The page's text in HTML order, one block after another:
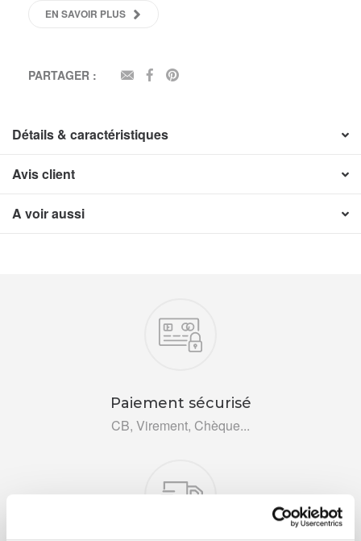
EN SAVOIR PLUS
PARTAGER : EMAILFACEBOOK
Détails & caractéristiques
Avis client
A voir aussi
Paiement sécurisé
CB, Virement, Chèque...